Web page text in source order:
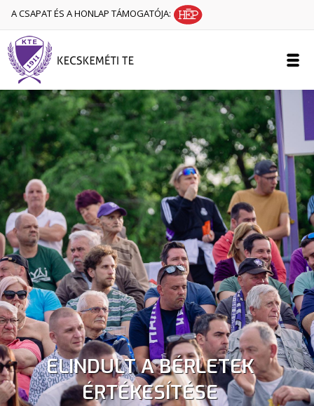
A CSAPAT ÉS A HONLAP TÁMOGATÓJA:
ELINDULT A BÉRLETEK
ÉRTÉKESÍTÉSE